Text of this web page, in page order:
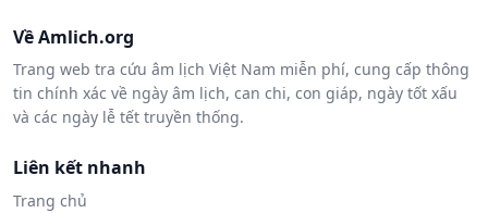
Về Amlich.org
Trang web tra cứu âm lịch Việt Nam miễn phí, cung cấp thông
tin chính xác về ngày âm lịch, can chi, con giáp, ngày tốt xấu
và các ngày lễ tết truyền thống.
Liên kết nhanh
Trang chủ